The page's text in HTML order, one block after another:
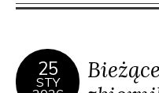
25
STY